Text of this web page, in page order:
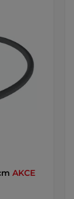
AKCE